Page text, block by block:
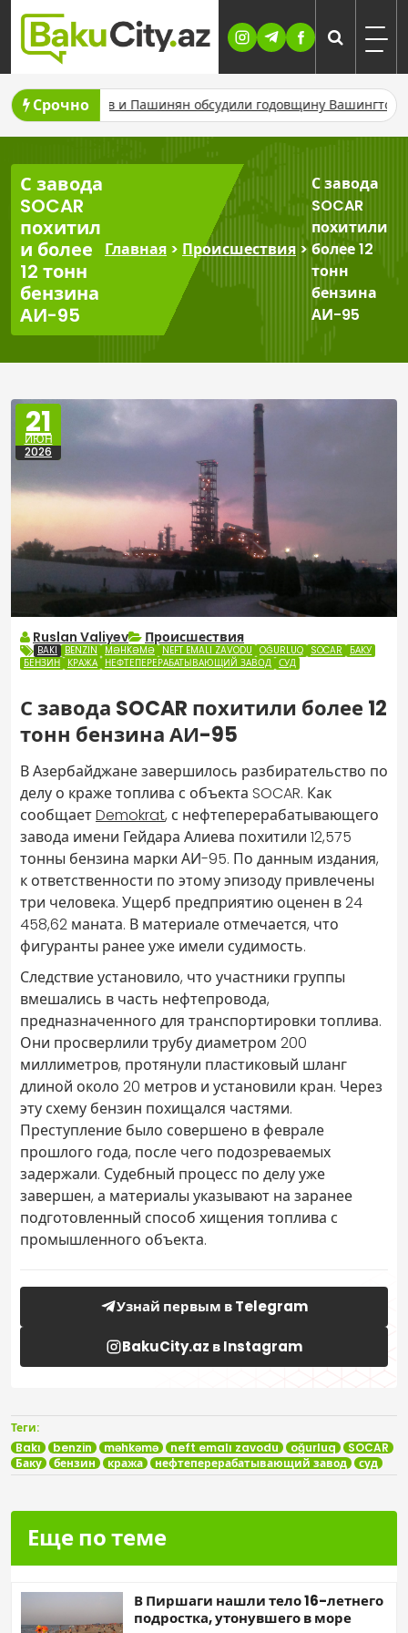
Skip
content
Срочно
Алиев и Пашинян обсудили годовщину Вашингтонского
С завода
SOCAR
похитил
и более
12 тонн
бензина
АИ-95
Главная > Происшествия >
С завода
SOCAR
похитили
более 12
тонн
бензина
АИ-95
21
ИЮН
2026
Ruslan Valiyev Происшествия
BAKI BENZIN MƏHKƏMƏ NEFT EMALI ZAVODU OĞURLUQ SOCAR
БАКУ
БЕНЗИН КРАЖА НЕФТЕПЕРЕРАБАТЫВАЮЩИЙ ЗАВОД СУД
С завода SOCAR похитили более 12
тонн бензина АИ-95
В Азербайджане завершилось разбирательство по
делу о краже топлива с объекта SOCAR. Как
сообщаетDemokrat, с нефтеперерабатывающего
завода имени Гейдара Алиева похитили 12,575
тонны бензина марки АИ-95. По данным издания,
к ответственности по этому эпизоду привлечены
три человека. Ущерб предприятию оценен в 24
458,62 маната. В материале отмечается, что
фигуранты ранее уже имели судимость.
Следствие установило, что участники группы
вмешались в часть нефтепровода,
предназначенного для транспортировки топлива.
Они просверлили трубу диаметром 200
миллиметров, протянули пластиковый шланг
длиной около 20 метров и установили кран. Через
эту схему бензин похищался частями.
Преступление было совершено в феврале
прошлого года, после чего подозреваемых
задержали. Судебный процесс по делу уже
завершен, а материалы указывают на заранее
подготовленный способ хищения топлива с
промышленного объекта.
Узнай первым в Telegram
BakuCity.az в Instagram
Теги:
Bakı
benzin məhkəmə neft emalı zavodu oğurluq
SOCAR
Баку
бензин кража нефтеперерабатывающий завод суд
Еще по теме
В Пиршаги нашли тело 16-летнего
подростка, утонувшего в море